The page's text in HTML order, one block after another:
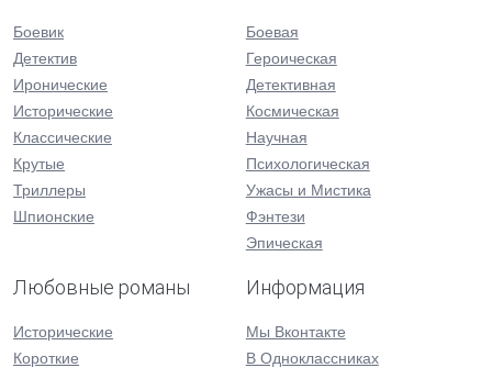
Боевик
Детектив
Иронические
Исторические
Классические
Крутые
Триллеры
Шпионские
Боевая
Героическая
Детективная
Космическая
Научная
Психологическая
Ужасы и Мистика
Фэнтези
Эпическая
Любовные романы
Исторические
Короткие
Информация
Мы Вконтакте
В Одноклассниках